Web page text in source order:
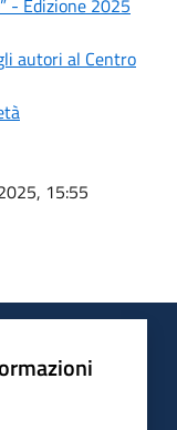
autori al Centro
15:55